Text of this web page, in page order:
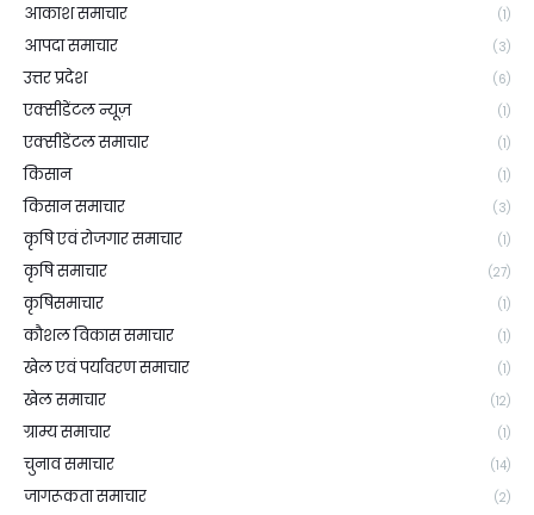
आकाश समाचार (1)
आपदा समाचार (3)
उत्तर प्रदेश (6)
एक्सीडेंटल न्यूज़ (1)
एक्सीडेंटल समाचार (1)
किसान (1)
किसान समाचार (3)
कृषि एवं रोजगार समाचार (1)
कृषि समाचार (27)
कृषिसमाचार (1)
कौशल विकास समाचार (1)
खेल एवं पर्यावरण समाचार (1)
खेल समाचार (12)
ग्राम्य समाचार (1)
चुनाव समाचार (14)
जागरूकता समाचार (2)